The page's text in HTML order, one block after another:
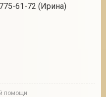
61-72 (Ирина)
помощи